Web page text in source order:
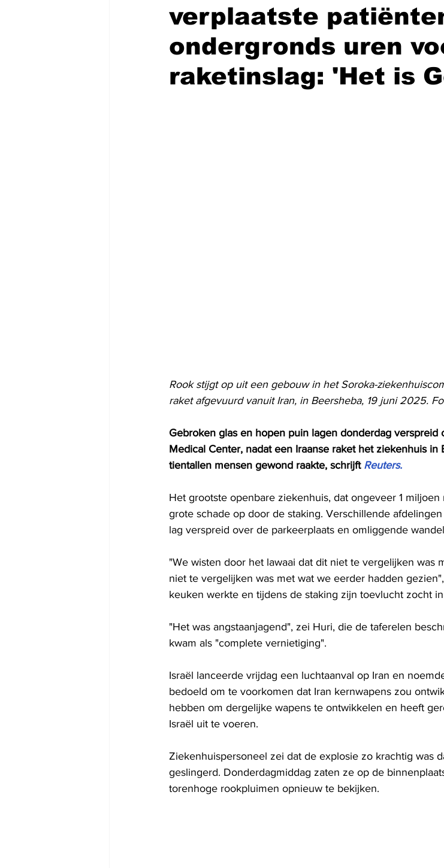
verplaatste
ondergronds uren
raketinslag: 'Het is
Rook stijgt op uit een gebouw in het Soroka-
raket afgevuurd vanuit Iran, in Beersheba, 19 juni 2025.
Gebroken glas en hopen puin lagen donderdag verspreid
Medical Center, nadat een Iraanse raket het ziekenhuis in
tientallen mensen gewond raakte, schrijft Reuters.
Het grootste openbare ziekenhuis, dat ongeveer 1
grote schade op door de staking. Verschillende
lag verspreid over de parkeerplaats en omliggende
"We wisten door het lawaai dat dit niet te vergelijken was
niet te vergelijken was met wat we eerder hadden
keuken werkte en tijdens de staking zijn toevlucht zocht
"Het was angstaanjagend", zei Huri, die de taferelen
kwam als "complete vernietiging".
Israël lanceerde vrijdag een luchtaanval op Iran en
bedoeld om te voorkomen dat Iran kernwapens zou
hebben om dergelijke wapens te ontwikkelen en heeft
Israël uit te voeren.
Ziekenhuispersoneel zei dat de explosie zo krachtig was
geslingerd. Donderdagmiddag zaten ze op de
torenhoge rookpluimen opnieuw te bekijken.